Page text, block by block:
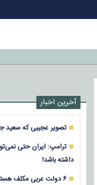
آخرین اخبار
تصویر عجیبی که سعید
ترامپ: ایران حتی
داشته باشد!
۶ دولت عربی مکلف هستند خسارات ایران را جبران کنند